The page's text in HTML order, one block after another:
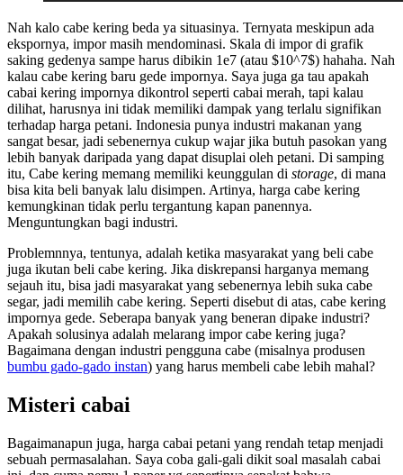
Nah kalo cabe kering beda ya situasinya. Ternyata meskipun ada
ekspornya, impor masih mendominasi. Skala di impor di grafik
saking gedenya sampe harus dibikin 1e7 (atau $10^7$) hahaha. Nah
kalau cabe kering baru gede impornya. Saya juga ga tau apakah
cabai kering impornya dikontrol seperti cabai merah, tapi kalau
dilihat, harusnya ini tidak memiliki dampak yang terlalu signifikan
terhadap harga petani. Indonesia punya industri makanan yang
sangat besar, jadi sebenernya cukup wajar jika butuh pasokan yang
lebih banyak daripada yang dapat disuplai oleh petani. Di samping
itu, Cabe kering memang memiliki keunggulan di storage, di mana
bisa kita beli banyak lalu disimpen. Artinya, harga cabe kering
kemungkinan tidak perlu tergantung kapan panennya.
Menguntungkan bagi industri.
Problemnnya, tentunya, adalah ketika masyarakat yang beli cabe
juga ikutan beli cabe kering. Jika diskrepansi harganya memang
sejauh itu, bisa jadi masyarakat yang sebenernya lebih suka cabe
segar, jadi memilih cabe kering. Seperti disebut di atas, cabe kering
impornya gede. Seberapa banyak yang beneran dipake industri?
Apakah solusinya adalah melarang impor cabe kering juga?
Bagaimana dengan industri pengguna cabe (misalnya produsen
bumbu gado-gado instan) yang harus membeli cabe lebih mahal?
Misteri cabai
Bagaimanapun juga, harga cabai petani yang rendah tetap menjadi
sebuah permasalahan. Saya coba gali-gali dikit soal masalah cabai